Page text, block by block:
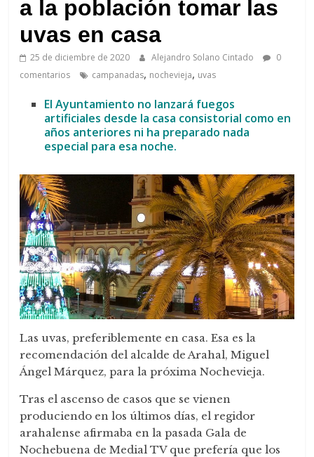
Arahal
a la población tomar las
uvas en casa
25 de diciembre de 2020 Alejandro Solano Cintado
0
comentarios
campanadas, nochevieja, uvas
El Ayuntamiento no lanzará fuegos
artificiales desde la casa consistorial como en
años anteriores ni ha preparado nada
especial para esa noche.
Las uvas, preferiblemente en casa. Esa es la
recomendación del alcalde de Arahal, Miguel
Ángel Márquez, para la próxima Nochevieja.
Tras el ascenso de casos que se vienen
produciendo en los últimos días, el regidor
arahalense afirmaba en la pasada Gala de
Nochebuena de Medial TV que prefería que los